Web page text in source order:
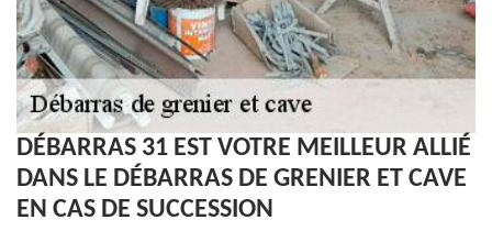
DÉBARRAS 31 EST VOTRE MEILLEUR ALLIÉ
DANS LE DÉBARRAS DE GRENIER ET CAVE
EN CAS DE SUCCESSION